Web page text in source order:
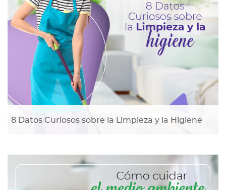
8 Datos Curiosos sobre la Limpieza y la Higiene